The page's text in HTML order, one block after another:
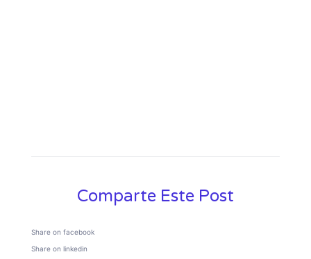
Comparte Este Post
Share on facebook
Share on linkedin